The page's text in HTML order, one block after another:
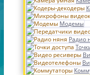
Модемы
Радио